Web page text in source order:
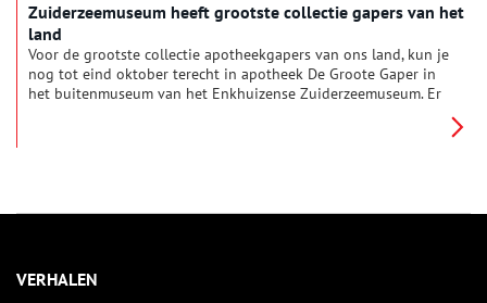
Zuiderzeemuseum heeft grootste collectie gapers van het
land
Voor de grootste collectie apotheekgapers van ons land, kun je
nog tot eind oktober terecht in apotheek De Groote Gaper in
het buitenmuseum van het Enkhuizense Zuiderzeemuseum. Er
VERHALEN